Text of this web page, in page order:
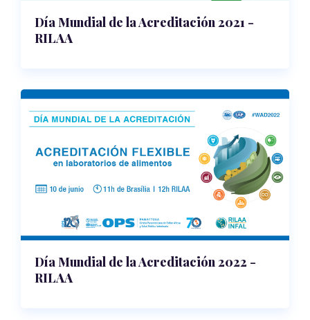
Día Mundial de la Acreditación 2021 -
RILAA
Día Mundial de la Acreditación 2022 -
RILAA